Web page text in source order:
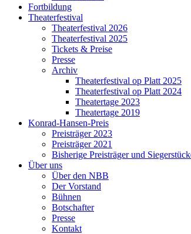
Fortbildung
Theaterfestival
Theaterfestival 2026
Theaterfestival 2025
Tickets & Preise
Presse
Archiv
Theaterfestival op Platt 2025
Theaterfestival op Platt 2024
Theatertage 2023
Theatertage 2019
Konrad-Hansen-Preis
Preisträger 2023
Preisträger 2021
Bisherige Preisträger und
Über uns
Über den NBB
Der Vorstand
Bühnen
Botschafter
Presse
Kontakt